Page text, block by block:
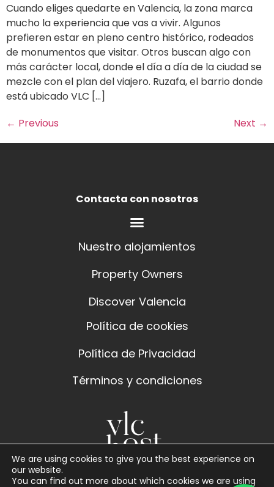
Cuando eliges quedarte en Valencia, la zona marca
mucho la experiencia que vas a vivir. Algunos
prefieren estar en pleno centro histórico, rodeados
de monumentos que visitar. Otros buscan algo con
más carácter local, donde el día a día de la ciudad se
mezcle con el plan del viajero. Ruzafa, el barrio donde
está ubicado VLC […]
← Previous Next →
Contacta con nosotros
Nuestro alojamientos
Property Owners
Discover Valencia
Política de cookies
Política de Privacidad
Términos y condiciones
We are using cookies to give you the best experience on
our website.
You can find out more about which cookies we are using